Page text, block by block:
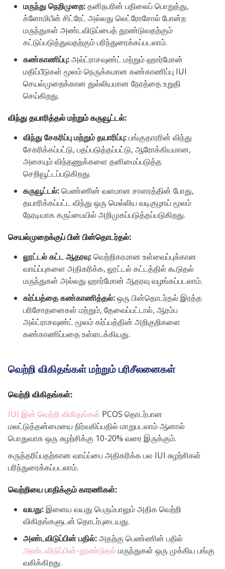
மருந்து நெறிமுறை:தனிநபரின் பதிலைப் பொறுத்து,
க்ளோமிபீன் சிட்ரேட் அல்லது லெட்ரோசோல் போன்ற
மருந்துகள் அண்டவிடுப்பைத் தூண்டுவதற்கும்
கட்டுப்படுத்துவதற்கும் பரிந்துரைக்கப்படலாம்.
கண்காணிப்பு:அல்ட்ராசவுண்ட் மற்றும் ஹார்மோன்
மதிப்பீடுகள் மூலம் நெருக்கமான கண்காணிப்பு IUI
செயல்முறைக்கான துல்லியமான நேரத்தை உறுதி
செய்கிறது.
விந்து தயாரித்தல் மற்றும் கருவூட்டல்:
விந்து சேகரிப்பு மற்றும் தயாரிப்பு:பங்குதாரரின் விந்து
சேகரிக்கப்பட்டு, பதப்படுத்தப்பட்டு, ஆரோக்கியமான,
அசையும் விந்தணுக்களை தனிமைப்படுத்த
செறிவூட்டப்படுகிறது.
கருவூட்டல்:பெண்ணின் வளமான சாளரத்தின் போது, ​​
தயாரிக்கப்பட்ட விந்து ஒரு மெல்லிய வடிகுழாய் மூலம்
நேரடியாக கருப்பையில் அறிமுகப்படுத்தப்படுகிறது.
செயல்முறைக்குப் பின் பின்தொடர்தல்:
லூட்டல் கட்ட ஆதரவு:வெற்றிகரமான உள்வைப்புக்கான
வாய்ப்புகளை அதிகரிக்க, லூட்டல் கட்டத்தில் கூடுதல்
மருந்துகள் அல்லது ஹார்மோன் ஆதரவு வழங்கப்படலாம்.
கர்ப்பத்தை கண்காணித்தல்:ஒரு பின்தொடர்தல் இரத்த
பரிசோதனைகள் மற்றும், தேவைப்பட்டால், ஆரம்ப
அல்ட்ராசவுண்ட் மூலம் கர்ப்பத்தின் அறிகுறிகளை
கண்காணிப்பதை உள்ளடக்கியது.
வெற்றி விகிதங்கள் மற்றும் பரிசீலனைகள்
வெற்றி விகிதங்கள்:
IUI இன் வெற்றி விகிதங்கள் PCOS தொடர்பான
மலட்டுத்தன்மையை நிர்வகிப்பதில் மாறுபடலாம் ஆனால்
பொதுவாக ஒரு சுழற்சிக்கு 10-20% வரை இருக்கும்.
கருத்தரிப்பதற்கான வாய்ப்பை அதிகரிக்க பல IUI சுழற்சிகள்
பரிந்துரைக்கப்படலாம்.
வெற்றியை பாதிக்கும் காரணிகள்:
வயது:இளைய வயது பெரும்பாலும் அதிக வெற்றி
விகிதங்களுடன் தொடர்புடையது.
அண்டவிடுப்பின் பதில்:அதற்கு பெண்ணின் பதில்
அண்டவிடுப்பின்-தூண்டுதல் மருந்துகள் ஒரு முக்கிய பங்கு
வகிக்கிறது.